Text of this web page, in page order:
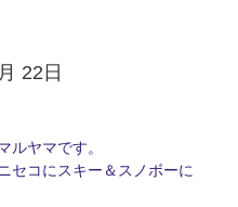
22日
ルヤマです。
セコにスキー＆スノボーに